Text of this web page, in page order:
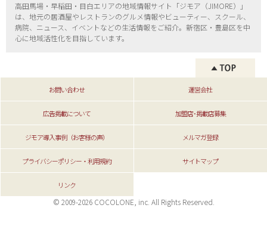
高田馬場・早稲田・目白エリアの地域情報サイト「ジモア（JIMORE）」
は、地元の居酒屋やレストランのグルメ情報やビューティー、
スクール、
病院、ニュース、イベントなどの生活情報をご紹介。新宿区・ 豊島区を中
心に地域活性化を目指しています。
お問い合わせ 運営会社
広告掲載について 加盟店･掲載店募集
ジモア導入事例（お客様の声） メルマガ登録
プライバシーポリシー・利用規約 サイトマップ
リンク
© 2009-2026 COCOLONE, inc. All Rights Reserved.